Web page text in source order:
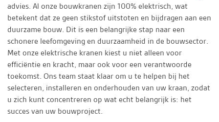
advies. Al onze bouwkranen zijn 100% elektrisch, wat
betekent dat ze geen stikstof uitstoten en bijdragen aan een
duurzame bouw. Dit is een belangrijke stap naar een
schonere leefomgeving en duurzaamheid in de bouwsector.
Met onze elektrische kranen kiest u niet alleen voor
efficiëntie en kracht, maar ook voor een verantwoorde
toekomst. Ons team staat klaar om u te helpen bij het
selecteren, installeren en onderhouden van uw kraan, zodat
u zich kunt concentreren op wat echt belangrijk is: het
succes van uw bouwproject.